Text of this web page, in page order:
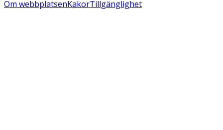
Om webbplatsenKakorTillgänglighet